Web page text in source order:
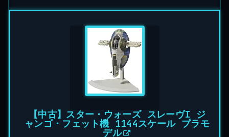
【中古】スター・ウォーズ スレーヴI ジ
ャンゴ・フェット機 1144スケール プラモ
デル